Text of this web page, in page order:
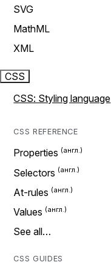
SVG
MathML
XML
CSS
CSS: Styling language
CSS REFERENCE
Properties
Selectors
At-rules
Values
See all…
CSS GUIDES